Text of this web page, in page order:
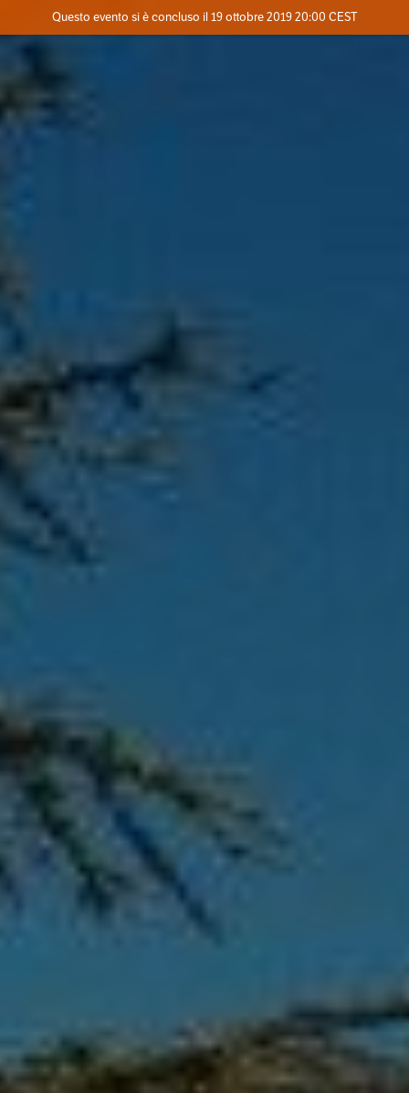
Dove
Questo evento si è concluso il 19 ottobre 2019 20:00 CEST